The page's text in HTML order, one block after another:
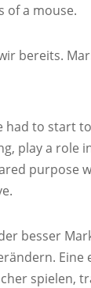
of a mouse.
bereits.
had to start
play a role
purpose
besser
Eine
spielen,